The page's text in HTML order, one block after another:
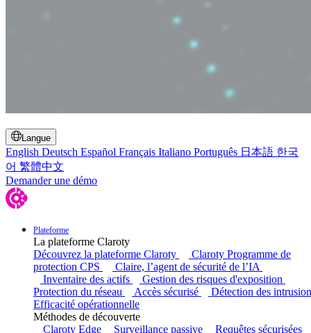
Langue
English Deutsch Español Français Italiano Português 日本語 한국
어 繁體中文
Demander une démo
Plateforme
La plateforme Claroty
Découvrez la plateforme Claroty
Claroty Programme de
protection CPS
Claire, l’agent de sécurité de l’IA
Inventaire des actifs
Gestion des risques d'exposition
Protection du réseau
Accès sécurisé
Détection des
Efficacité opérationnelle
Méthodes de découverte
Claroty Edge
Surveillance passive
Requêtes sécurisées